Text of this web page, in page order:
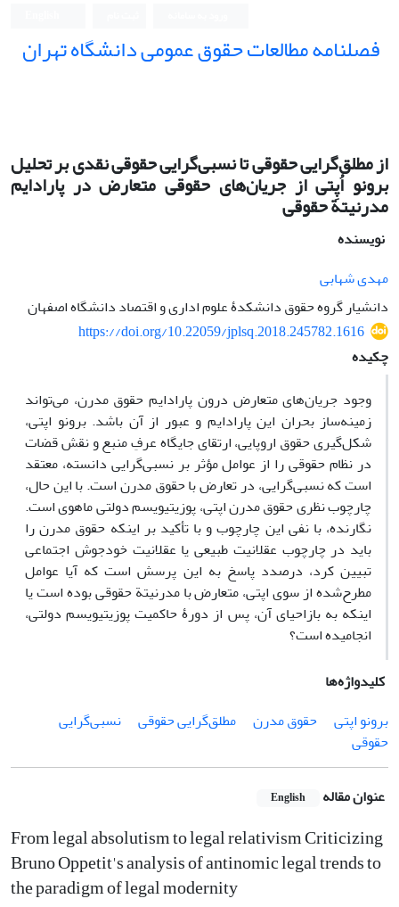
فصلنامه مطالعات حقوق عمومی دانشگاه تهران
از مطلق‌گرایی حقوقی تا نسبی‌گرایی حقوقی نقدی بر تحلیل
برونو اُپِتی از جریان‌های حقوقی متعارض در پارادایم
مدرنیتة حقوقی
نویسنده
مهدی شهابی
دانشیار گروه حقوق دانشکدۀ علوم اداری و اقتصاد دانشگاه اصفهان
https://doi.org/10.22059/jplsq.2018.245782.1616
چکیده
وجود جریان‌های متعارض درون پارادایم حقوق مدرن، می‌تواند
زمینه‌ساز بحران این پارادایم و عبور از آن باشد. برونو اپتی،
شکل‌گیری حقوق اروپایی، ارتقای جایگاه عرفِ منبع و نقش قضات
در نظام حقوقی را از عوامل مؤثر بر نسبی‌گرایی دانسته، معتقد
است که نسبی‌گرایی، در تعارض با حقوق مدرن است. با این حال،
چارچوب نظری حقوق مدرن اپتی، پوزیتیویسم دولتی ماهوی است.
نگارنده، با نفی این چارچوب و با تأکید بر اینکه حقوق مدرن را
باید در چارچوب عقلانیت طبیعی یا عقلانیت خودجوش اجتماعی
تبیین کرد، درصدد پاسخ به این پرسش است که آیا عوامل
مطرح‌شده از سوی اپتی، متعارض با مدرنیتة حقوقی بوده است یا
اینکه به بازاحیای آن، پس از دورۀ حاکمیت پوزیتیویسم دولتی،
انجامیده است؟
کلیدواژه‌ها
برونو اپتی
حقوق مدرن مطلق‌گرایی حقوقی
نسبی‌گرایی
حقوقی
عنوان مقاله English
From legal absolutism to legal relativism Criticizing
Bruno Oppetit's analysis of antinomic legal trends to
the paradigm of legal modernity